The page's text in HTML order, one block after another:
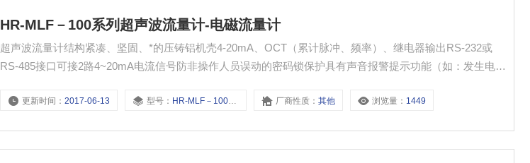
HR-MLF－100系列超声波流量计-电磁流量计
超声波流量计结构紧凑、坚固、*的压铸铝机壳4-20mA、OCT（累计脉冲、频率）、继电器输出RS-232或
RS-485接口可接2路4~20mA电流信号防非操作人员误动的密码锁保护具有声音报警提示功能（如：发生电路
更新时间：2017-06-13 型号： HR-MLF－100系列 厂商性质：其他 浏览量： 1449